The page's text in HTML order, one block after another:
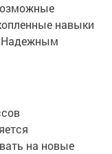
навыки
Надежным
на новые